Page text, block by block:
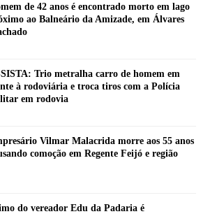
de 42 anos é encontrado morto em lago
ao Balneário da Amizade, em Álvares
Trio metralha carro de homem em
à rodoviária e troca tiros com a Polícia
em rodovia
Vilmar Malacrida morre aos 55 anos
comoção em Regente Feijó e região
do vereador Edu da Padaria é